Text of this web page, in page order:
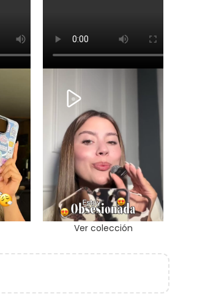
Ver colección